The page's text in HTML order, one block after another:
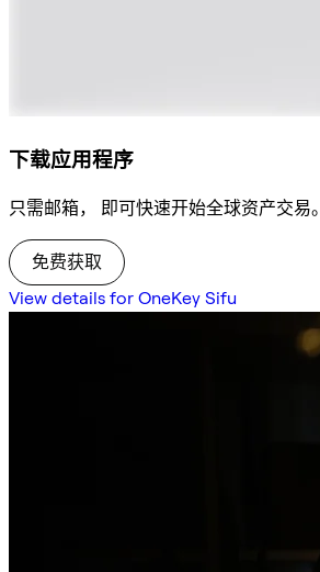
下载应用程序
只需邮箱， 即可快速开始全球资产交易。
免费获取
View details for OneKey Sifu